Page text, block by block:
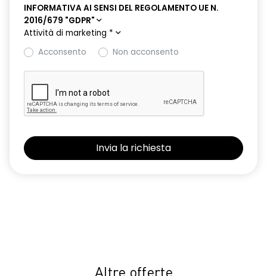
emergency lane keep assist assistenza d'emergenza al
mantenimento della corsia
Fari full LED adaptive vision con funzione fendinebbia
gruppi ottici posteriori a led
hands-free card per apertura/chiusura porte, avviamento
HAR00
INFORMATIVA AI SENSI DEL REGOLAMENTO UE N.
2016/679 "GDPR"
Attività di marketing *
Acconsento
Non acconsento